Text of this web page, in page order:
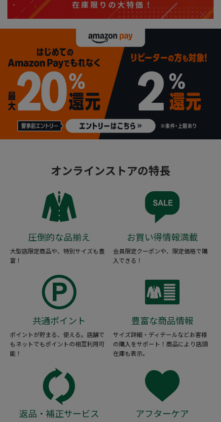
オンラインストアの特長
圧倒的な品揃え
大型店限定商品や、特別サイズも豊
富！
お買い得情報満載
会員限定クーポンや、限定価格で購
入できる！
共通ポイント
ポイントが貯まる、使える。店舗で
もネットでもポイントの相互利用可
能！
豊富な商品情報
サイズ詳細・ディテールなどお客様
の購入をサポート！商品により店頭
在庫も表示。
返品・補正サービス アフターケア